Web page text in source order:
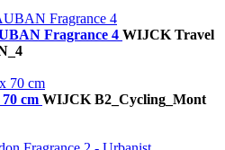
Fragrance 4 WIJCK Travel
cm WIJCK B2_Cycling_Mont